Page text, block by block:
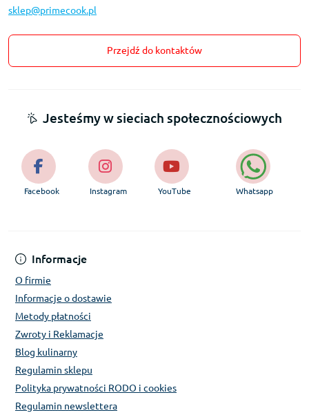
sklep@primecook.pl
Przejdź do kontaktów
Informacje
O firmie
Informacje o dostawie
Metody płatności
Zwroty i Reklamacje
Blog kulinarny
Regulamin sklepu
Polityka prywatności RODO i cookies
Regulamin newslettera
Jesteśmy w sieciach społecznościowych
Facebook Instagram YouTube Whatsapp